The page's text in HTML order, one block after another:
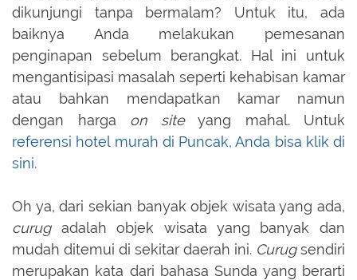
dikunjungi tanpa bermalam? Untuk itu, ada
baiknya Anda melakukan pemesanan
penginapan sebelum berangkat. Hal ini untuk
mengantisipasi masalah seperti kehabisan kamar
atau bahkan mendapatkan kamar namun
dengan harga on siteyang mahal. Untuk
referensi hotel murah di Puncak, Anda bisa klik di
sini.
Oh ya, dari sekian banyak objek wisata yang ada,
curugadalah objek wisata yang banyak dan
mudah ditemui di sekitar daerah ini. Curugsendiri
merupakan kata dari bahasa Sunda yang berarti